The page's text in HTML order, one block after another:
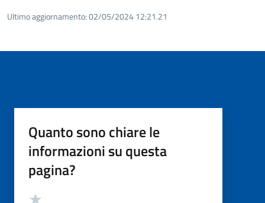
Ultimo aggiornamento:02/05/2024 12:21.21
Quanto sono chiare le
informazioni su questa
pagina?
Valutazione